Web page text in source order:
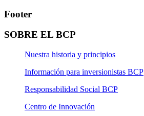
Footer
SOBRE EL BCP
Nuestra historia y principios
Información para inversionistas BCP
Responsabilidad Social BCP
Centro de Innovación